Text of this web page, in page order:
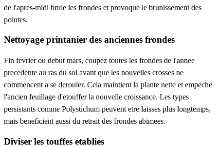
de l'apres-midi brule les frondes et provoque le brunissement des
pointes.
Nettoyage printanier des anciennes frondes
Fin fevrier ou debut mars, coupez toutes les frondes de l'annee
precedente au ras du sol avant que les nouvelles crosses ne
commencent a se derouler. Cela maintient la plante nette et empeche
l'ancien feuillage d'etouffer la nouvelle croissance. Les types
persistants comme Polystichum peuvent etre laisses plus longtemps,
mais beneficient aussi du retrait des frondes abimees.
Diviser les touffes etablies